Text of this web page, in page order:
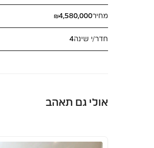
מחיר₪4,580,000
חדר/י שינה4
אולי גם תאהב